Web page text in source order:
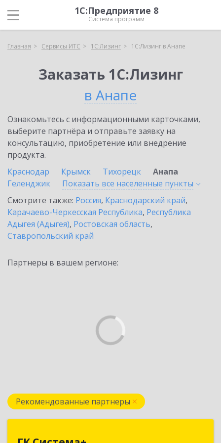
1С:Предприятие 8
Система программ
Главная Сервисы ИТС 1С:Лизинг 1С:Лизинг в Анапе
Заказать 1С:Лизинг
в Анапе
Ознакомьтесь с информационными карточками,
выберите партнёра и отправьте заявку на
консультацию, приобретение или внедрение
продукта.
Краснодар
Крымск Тихорецк
Анапа
Геленджик
Показать все населенные пункты
Смотрите также: Россия, Краснодарский край,
Карачаево-Черкесская Республика, Республика
Адыгея (Адыгея), Ростовская область,
Ставропольский край
Партнеры в вашем регионе:
Рекомендованные партнеры